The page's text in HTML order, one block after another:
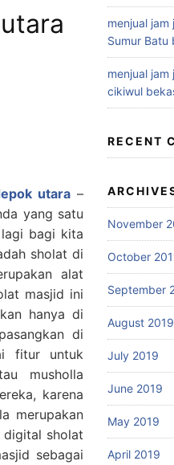
utara–
yang satu
bagi kita
sholat di
alat
masjid ini
hanya di
di
fitur untuk
musholla
karena
merupakan
digital sholat
sebagai
menjual
Sumur Batu
menjual
cikiwul
RECENT
November
October
September
August 2019
July 2019
June 2019
May 2019
April 2019